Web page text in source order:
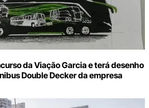
da Viação Garcia e terá desenho
Double Decker da empresa